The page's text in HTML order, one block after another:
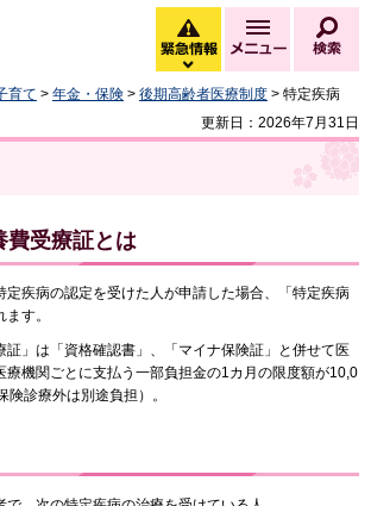
緊急情報
緊急情報を開く
メニュー
育て > 年金・保険 > 後期高齢者医療制度 > 特定疾病
更新日：2026年7月31日
費受療証とは
定疾病の認定を受けた人が申請した場合、「特定疾病
す。
証」は「資格確認書」、「マイナ保険証」と併せて医
療機関ごとに支払う一部負担金の1カ月の限度額が10,0
診療外は別途負担）。